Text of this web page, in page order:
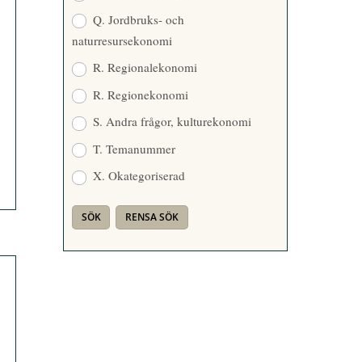
Q. Jordbruks- och
naturresursekonomi
R. Regionalekonomi
R. Regionekonomi
S. Andra frågor, kulturekonomi
T. Temanummer
X. Okategoriserad